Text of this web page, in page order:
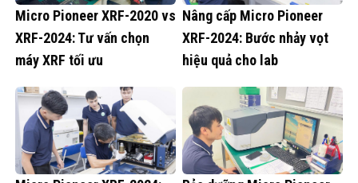
Micro Pioneer XRF-2020 vs
XRF-2024: Tư vấn chọn
máy XRF tối ưu
Nâng cấp Micro Pioneer
XRF-2024: Bước nhảy vọt
hiệu quả cho lab